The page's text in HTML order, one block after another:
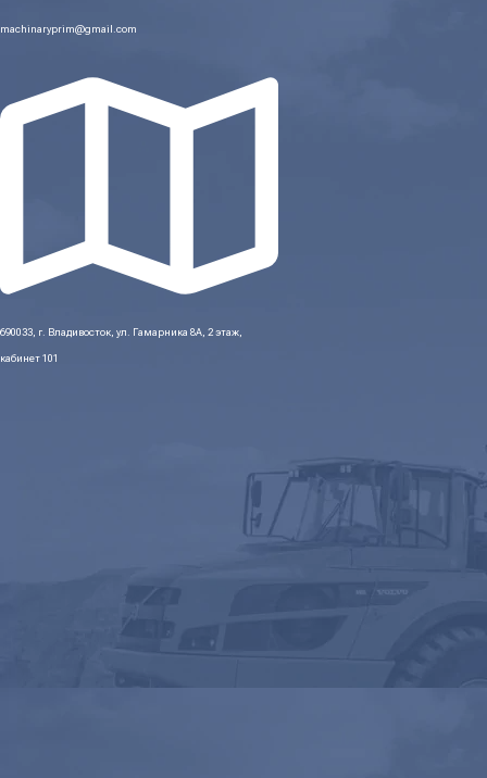
machinaryprim@gmail.com
690033, г. Владивосток, ул. Гамарника 8А, 2 этаж,
кабинет 101